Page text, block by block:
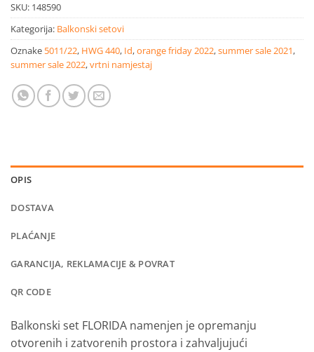
SKU: 148590
Kategorija: Balkonski setovi
Oznake 5011/22, HWG 440, Id,orange friday 2022,summer sale 2021,
summer sale 2022,vrtni namjestaj
OPIS
DOSTAVA
PLAĆANJE
GARANCIJA, REKLAMACIJE & POVRAT
QR CODE
Balkonski set FLORIDA namenjen je opremanju
otvorenih i zatvorenih prostora i zahvaljujući